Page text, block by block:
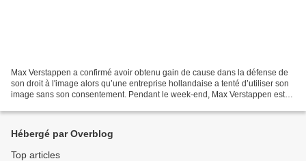
Max Verstappen a confirmé avoir obtenu gain de cause dans la défense de
son droit à l'image alors qu’une entreprise hollandaise a tenté d’utiliser son
image sans son consentement. Pendant le week-end, Max Verstappen est
Hébergé par Overblog
Top articles